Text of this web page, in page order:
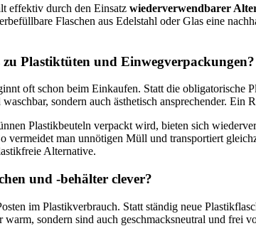
effektiv durch den Einsatz wiederverwendbarer
Flaschen aus Edelstahl oder Glas eine
Plastiktüten und Einwegverpackungen?
oft schon beim Einkaufen. Statt die obligatorische
sondern auch ästhetisch ansprechender.
Plastikbeuteln verpackt wird, bieten sich
vermeidet man unnötigen Müll und transportiert
Alternative.
und -behälter clever?
im Plastikverbrauch. Statt ständig neue
sondern sind auch geschmacksneutral und frei